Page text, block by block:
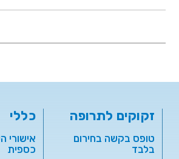
זקוקים לתרופה
טופס בקשה בחירום
בלבד
כללי
אישורי
כספית